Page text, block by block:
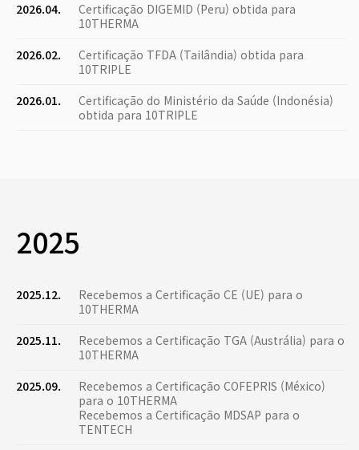
2026.04.
Certificação DIGEMID (Peru) obtida para
10THERMA
2026.02.
Certificação TFDA (Tailândia) obtida para
10TRIPLE
2026.01.
Certificação do Ministério da Saúde (Indonésia)
obtida para 10TRIPLE
2025
2025.12.
Recebemos a Certificação CE (UE) para o
10THERMA
2025.11.
Recebemos a Certificação TGA (Austrália) para o
10THERMA
2025.09.
Recebemos a Certificação COFEPRIS (México)
para o 10THERMA
Recebemos a Certificação MDSAP para o
TENTECH